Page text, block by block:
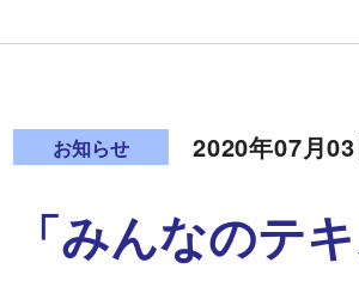
お知らせ 2020年07月03
「みんなのテ